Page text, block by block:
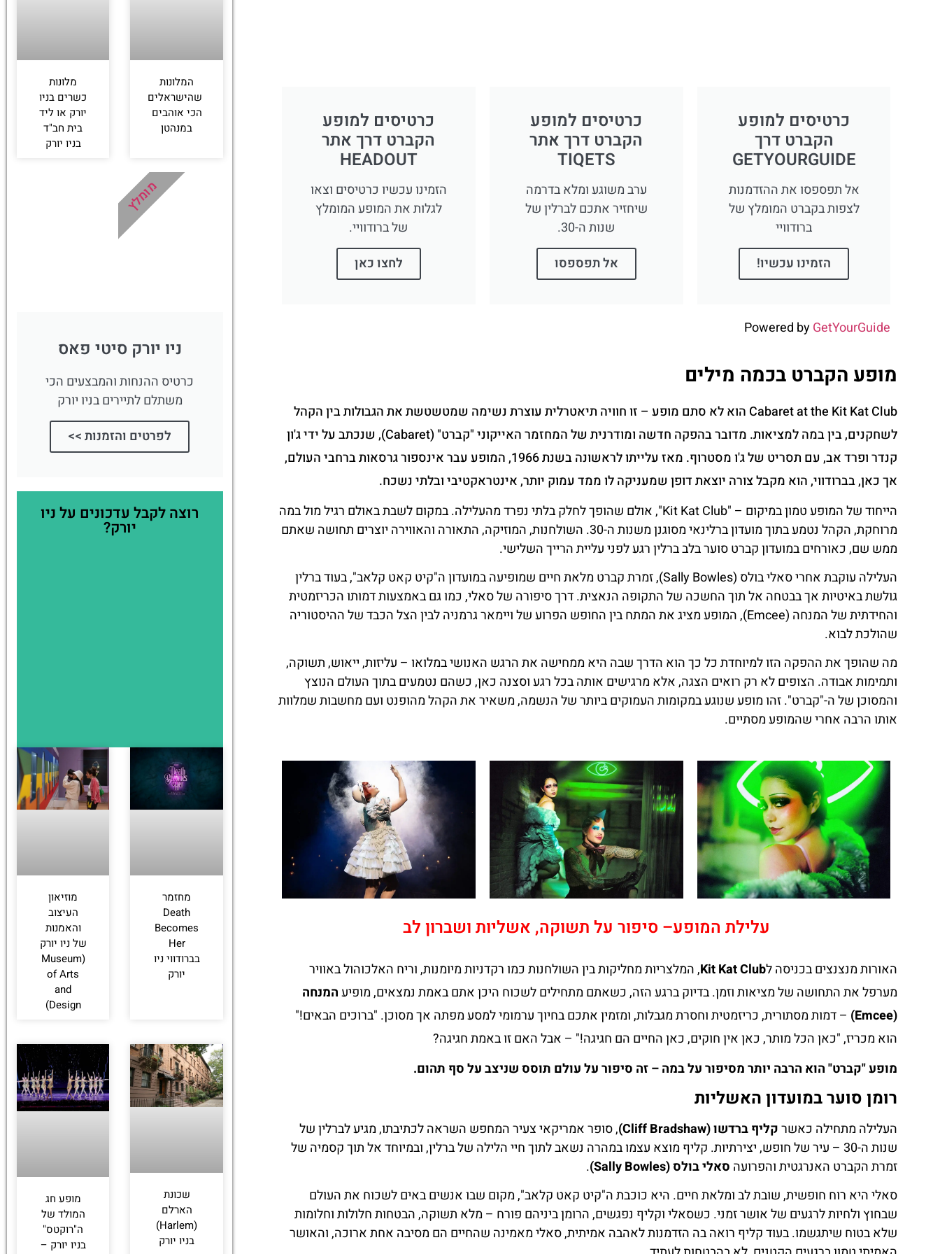
כרטיסים למופע
הקברט דרך
GETYOURGUIDE
אל תפספסו את ההזדמנות
לצפות בקברט המומלץ של
ברודוויי
הזמינו עכשיו!
Powered byGetYourGuide
כרטיסים למופע
הקברט דרך אתר
TIQETS
ערב משוגע ומלא בדרמה
שיחזיר אתכם לברלין של
שנות ה-30.
אל תפספסו
כרטיסים למופע
הקברט דרך אתר
HEADOUT
הזמינו עכשיו כרטיסים וצאו
לגלות את המופע המומלץ
של ברודוויי.
לחצו כאן
מופע הקברט בכמה מילים
Cabaret at the Kit Kat Club הוא לא סתם מופע – זו חוויה תיאטרלית עוצרת נשימה שמטשטשת את הגבולות בין הקהל
לשחקנים, בין במה למציאות. מדובר בהפקה חדשה ומודרנית של המחזמר האייקוני"קברט" (Cabaret)
, שנכתב על ידי ג'ון
קנדר ופרד אב, עם תסריט של ג'ו מסטרוף. מאז עלייתו לראשונה בשנת 1966, המופע עבר אינספור גרסאות ברחבי העולם,
אך כאן, בברודווי, הוא מקבל צורה יוצאת דופן שמעניקה לו ממד עמוק יותר, אינטראקטיבי ובלתי נשכח.
הייחוד של המופע טמון במיקום – "Kit Kat Club", אולם שהופך לחלק בלתי נפרד מהעלילה.
במקום לשבת באולם רגיל מול במה
מרוחקת, הקהל נטמע בתוך מועדון ברלינאי מסוגנן משנות ה-30. השולחנות, המוזיקה, התאורה והאווירה יוצרים תחושה שאתם
ממש שם, כאורחים במועדון קברט סוער בלב ברלין רגע לפני עליית הרייך השלישי.
העלילה עוקבת אחריסאלי בולס (Sally Bowles)
, זמרת קברט מלאת חיים שמופיעה במועדון ה"קיט קאט קלאב", בעוד ברלין
גולשת באיטיות אך בבטחה אל תוך החשכה של התקופה הנאצית. דרך סיפורה של סאלי, כמו גם באמצעות דמותו הכריזמטית
והחידתית שלהמנחה (Emcee)
, המופע מציג את המתח בין החופש הפרוע של ויימאר גרמניה לבין הצל הכבד של ההיסטוריה
שהולכת לבוא.
מה שהופך את ההפקה הזו למיוחדת כל כך הוא הדרך שבה היא ממחישה את הרגש האנושי במלואו – עליזות, ייאוש, תשוקה,
ותמימות אבודה. הצופים לא רק רואים הצגה, אלא מרגישים אותה בכל רגע וסצנה כאן, כשהם נטמעים בתוך העולם הנוצץ
והמסוכן של ה-"קברט". זהו מופע שנוגע במקומות העמוקים ביותר של הנשמה, משאיר את הקהל מהופנט ועם מחשבות שמלוות
אותו הרבה אחרי שהמופע מסתיים.
עלילת המופע– סיפור על תשוקה, אשליות ושברון לב
האורות מנצנצים בכניסה לKit Kat Club, המלצריות מחליקות בין השולחנות כמו רקדניות מיומנות, וריח האלכוהול באוויר
מערפל את התחושה של מציאות וזמן. בדיוק ברגע הזה, כשאתם מתחילים לשכוח היכן אתם באמת נמצאים, מופיעהמנחה
(Emcee)
– דמות מסתורית, כריזמטית וחסרת מגבלות, ומזמין אתכם בחיוך ערמומי למסע מפתה אך מסוכן. "ברוכים הבאים!"
הוא מכריז, "כאן הכל מותר, כאן אין חוקים, כאן החיים הם חגיגה!" – אבל האם זו באמת חגיגה?
מופע "קברט" הוא הרבה יותר מסיפור על במה – זה סיפור על עולם תוסס שניצב על סף תהום.
רומן סוער במועדון האשליות
העלילה מתחילה כאשרקליף ברדשו (Cliff Bradshaw)
, סופר אמריקאי צעיר המחפש השראה לכתיבתו, מגיע לברלין של
שנות ה-30 – עיר של חופש, יצירתיות. קליף מוצא עצמו במהרה נשאב לתוך חיי הלילה של ברלין, ובמיוחד אל תוך קסמיה של
זמרת הקברט האנרגטית והפרועה סאלי בולס (Sally Bowles)
.
סאלי היא רוח חופשית, שובת לב ומלאת חיים. היא כוכבת ה"קיט קאט קלאב", מקום שבו אנשים באים לשכוח את העולם
שבחוץ ולחיות לרגעים של אושר זמני. כשסאלי וקליף נפגשים, הרומן ביניהם פורח – מלא תשוקה, הבטחות חלולות וחלומות
שלא בטוח שיתגשמו. בעוד קליף רואה בה הזדמנות לאהבה אמיתית, סאלי מאמינה שהחיים הם מסיבה אחת ארוכה, והאושר
המלונות
שהישראלים
הכי אוהבים
במנהטן
מלונות
כשרים בניו
יורק או ליד
בית חב"ד
בניו יורק
ניו יורק סיטי פאס
כרטיס ההנחות והמבצעים הכי
משתלם לתיירים בניו יורק
לפרטים והזמנות >>
מומלץ
רוצה לקבל עדכונים על ניו
יורק?
מחזמר
Death
Becomes
Her
בברודווי ניו
יורק
מוזיאון
העיצוב
והאמנות
של ניו יורק
(Museum
of Arts
and
Design)
שכונת
הארלם
(Harlem)
בניו יורק
מופע חג
המולד של
ה"רוקטס"
בניו יורק –